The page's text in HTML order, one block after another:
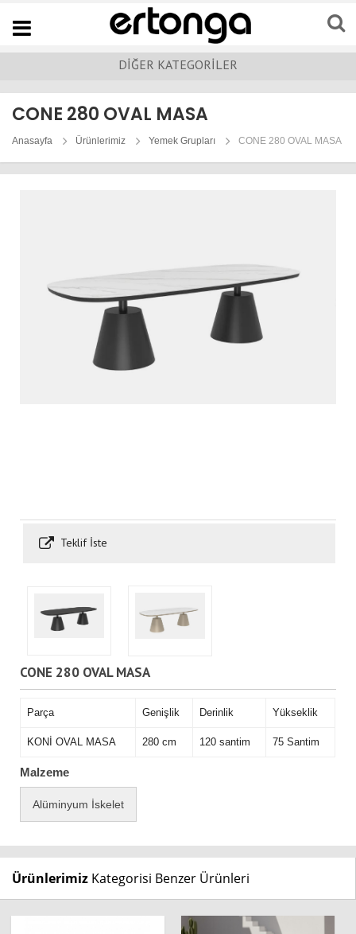
Navigation
DİĞER KATEGORİLER
CONE 280 OVAL MASA
Anasayfa Ürünlerimiz Yemek Grupları CONE 280 OVAL MASA
Teklif İste
CONE 280 OVAL MASA
Parça Genişlik Derinlik Yükseklik
KONİ OVAL MASA 280 cm 120 santim 75 Santim
Malzeme
Alüminyum İskelet
Ürünlerimiz Kategorisi Benzer Ürünleri